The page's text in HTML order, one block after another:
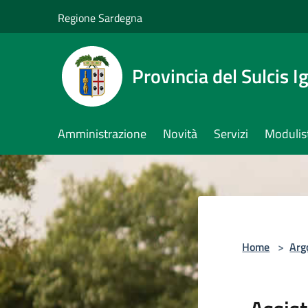
Regione Sardegna
Provincia del Sulcis
Amministrazione Novità Servizi
Home >